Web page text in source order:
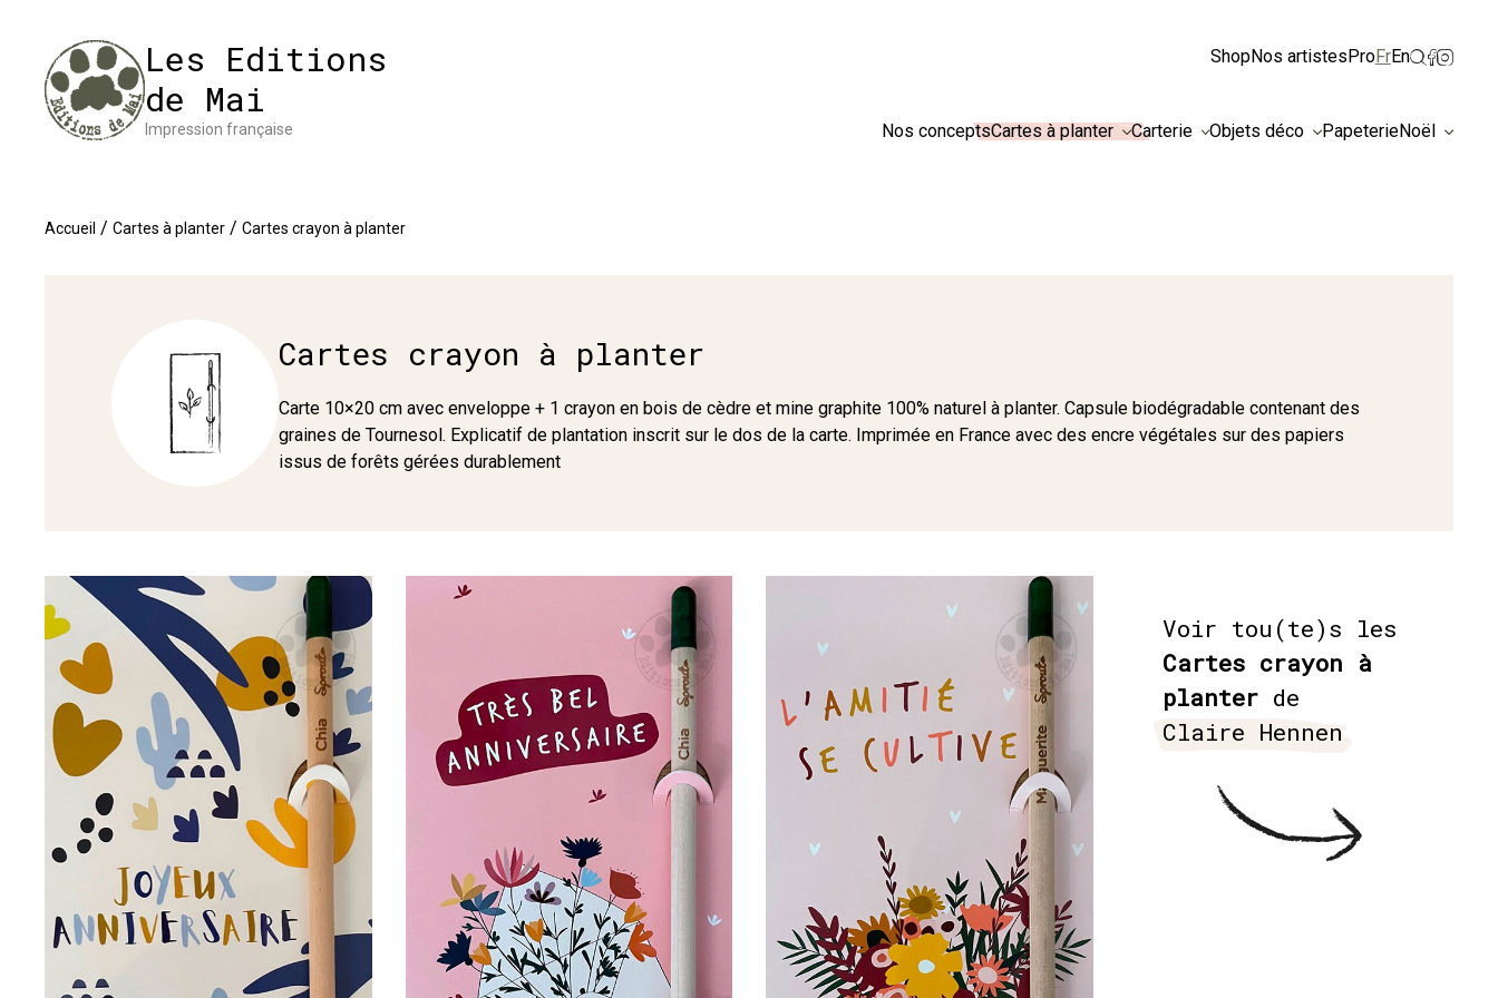
Les Editions
de Mai
Impression française
ShopNos artistesProFrEn
Nos conceptsCartes à planter Carterie Objets déco PapeterieNoël
Accueil / Cartes à planter / Cartes crayon à planter
Cartes crayon à planter
Carte 10×20 cm avec enveloppe + 1 crayon en bois de cèdre et mine graphite 100% naturel à planter. Capsule biodégradable contenant des
graines de Tournesol. Explicatif de plantation inscrit sur le dos de la carte. Imprimée en France avec des encre végétales sur des papiers
issus de forêts gérées durablement
Voir tou(te)s les
Cartes crayon à
planterde
Claire Hennen